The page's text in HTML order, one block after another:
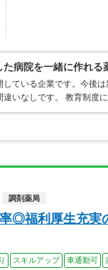
病院を一緒に作れる
ている企業です。今後
違いなしです。 教育制度
調剤薬局
◎福利厚生充実
スキルアップ 車通勤可